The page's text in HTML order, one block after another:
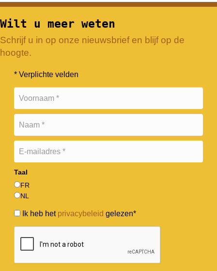
Slide group 1
Slide group 2
Slide group 3
Slide group 4
Slide group 5
Wilt u meer weten
Schrijf u in op onze nieuwsbrief en blijf op de
hoogte.
* Verplichte velden
Taal
FR
NL
Ik heb het privacybeleid gelezen*